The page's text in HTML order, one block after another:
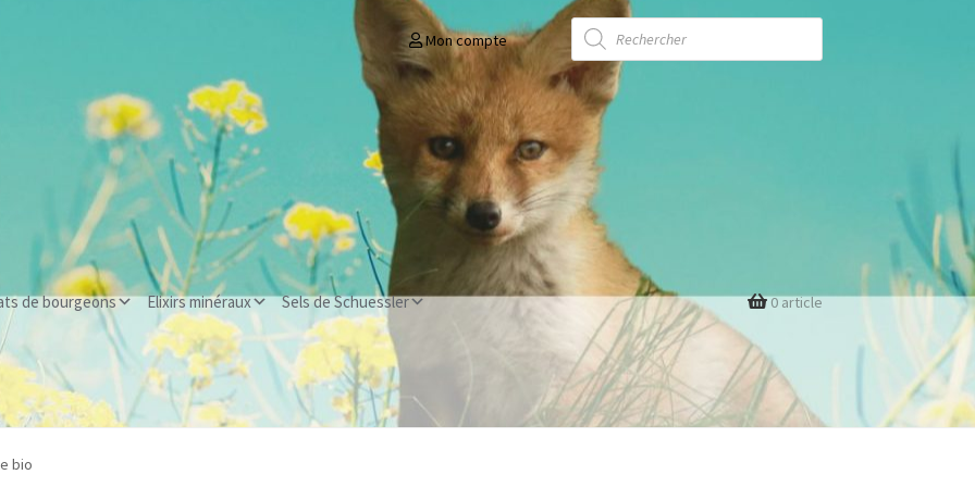
Mon compte
Recherche
de
produits
de bourgeons Elixirs minéraux Sels de Schuessler 0 article
bio